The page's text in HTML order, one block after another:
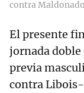
contra
El presente
jornada
previa
contra